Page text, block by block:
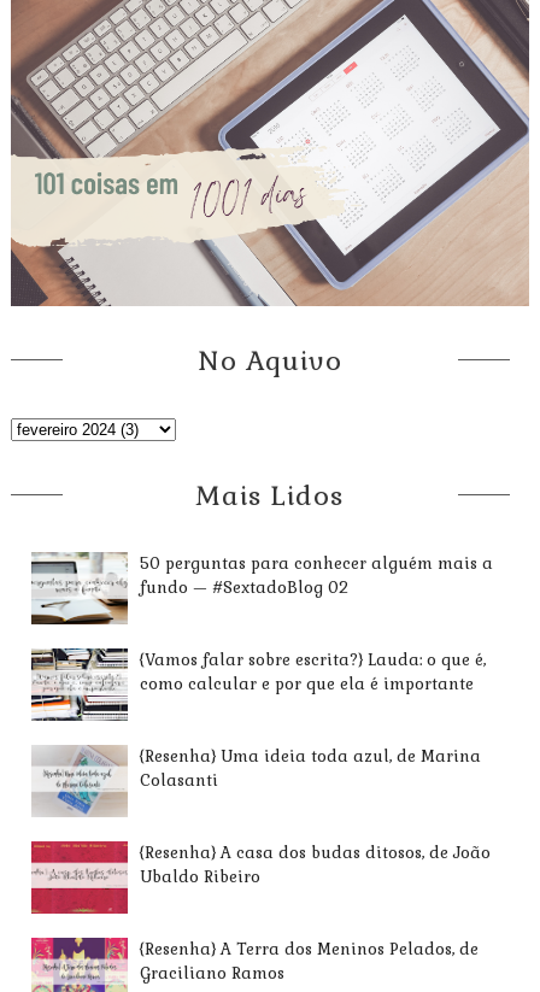
No Aquivo
Mais Lidos
50 perguntas para conhecer alguém mais a
fundo — #SextadoBlog 02
{Vamos falar sobre escrita?} Lauda: o que é,
como calcular e por que ela é importante
{Resenha} Uma ideia toda azul, de Marina
Colasanti
{Resenha} A casa dos budas ditosos, de João
Ubaldo Ribeiro
{Resenha} A Terra dos Meninos Pelados, de
Graciliano Ramos